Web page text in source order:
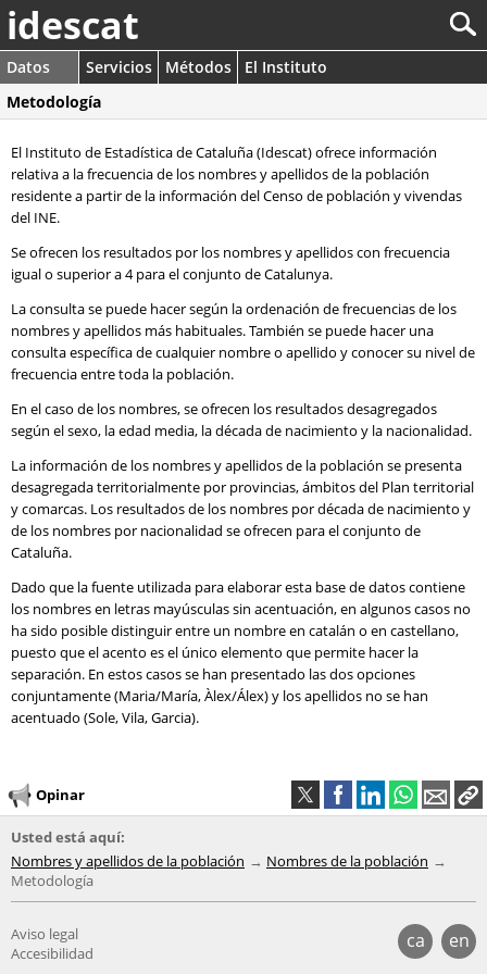
idescat
Datos Servicios Métodos
El Instituto
Metodología
El Instituto de Estadística de Cataluña (Idescat) ofrece información
relativa a la frecuencia de los nombres y apellidos de la población
residente a partir de la información del Censo de población y vivendas
del INE.
Se ofrecen los resultados por los nombres y apellidos con frecuencia
igual o superior a 4 para el conjunto de Catalunya.
La consulta se puede hacer según la ordenación de frecuencias de los
nombres y apellidos más habituales. También se puede hacer una
consulta específica de cualquier nombre o apellido y conocer su nivel de
frecuencia entre toda la población.
En el caso de los nombres, se ofrecen los resultados desagregados
según el sexo, la edad media, la década de nacimiento y la nacionalidad.
La información de los nombres y apellidos de la población se presenta
desagregada territorialmente por provincias, ámbitos del Plan territorial
y comarcas. Los resultados de los nombres por década de nacimiento y
de los nombres por nacionalidad se ofrecen para el conjunto de
Cataluña.
Dado que la fuente utilizada para elaborar esta base de datos contiene
los nombres en letras mayúsculas sin acentuación, en algunos casos no
ha sido posible distinguir entre un nombre en catalán o en castellano,
puesto que el acento es el único elemento que permite hacer la
separación. En estos casos se han presentado las dos opciones
conjuntamente (Maria/María, Àlex/Álex) y los apellidos no se han
acentuado (Sole, Vila, Garcia).
Opinar
Usted está aquí:
Nombres y apellidos de la población
Nombres de la población
Metodología
ca en
Aviso legal
Accesibilidad